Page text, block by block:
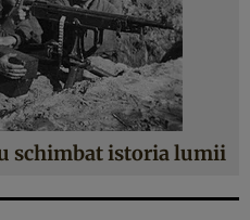
schimbat istoria lumii